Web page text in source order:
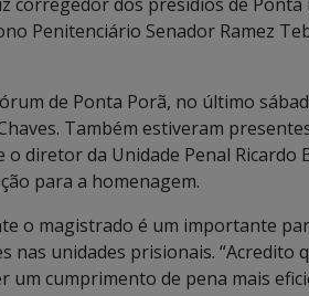
Penitenciário Senador Ramez
de Ponta Porã, no último
Também estiveram
o diretor da Unidade Penal Ricardo
para a homenagem.
o magistrado é um importante
nas unidades prisionais. “Acredito
um cumprimento de pena mais